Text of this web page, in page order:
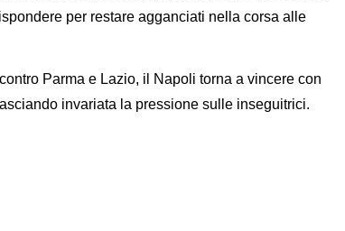
per restare agganciati nella corsa alle
Parma e Lazio, il Napoli torna a vincere con
invariata la pressione sulle inseguitrici.